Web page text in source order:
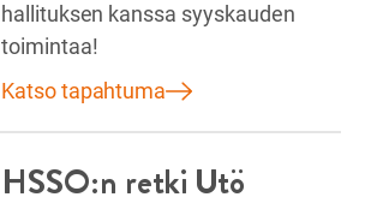
hallituksen kanssa syyskauden
toimintaa!
Katso tapahtuma
HSSO:n retki Utö